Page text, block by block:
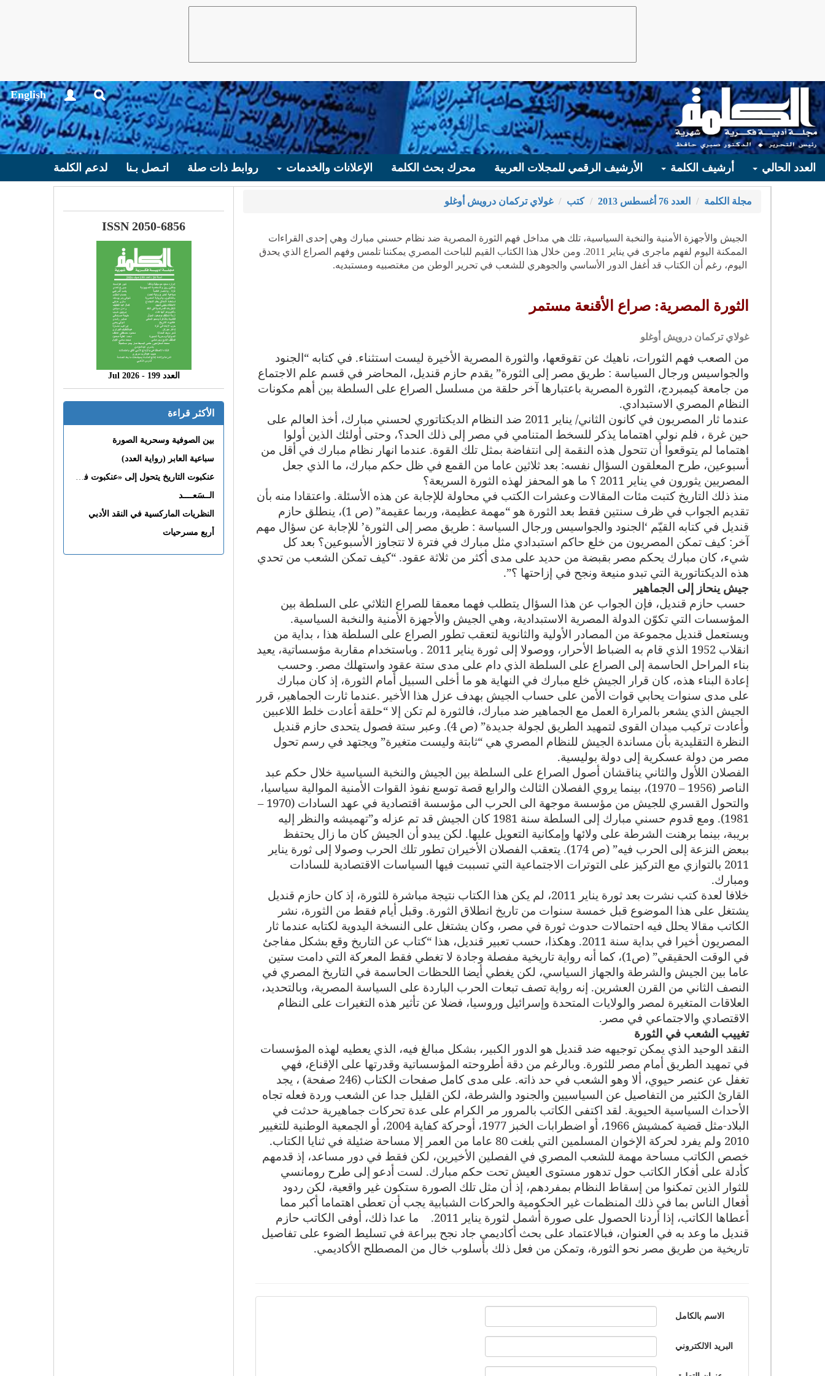
English
العدد الحالي أرشيف الكلمة الأرشيف الرقمي للمجلات العربية محرك بحث الكلمة الإعلانات والخدمات روابط ذات صلة اتـصل بـنا لدعم الكلمة
مجلة الكلمة العدد 76 أغسطس 2013 كتب غولاي تركمان درويش أوغلو
الجيش والأجهزة الأمنية والنخبة السياسية، تلك هي مداخل فهم الثورة المصرية ضد نظام حسني مبارك وهي إحدى القراءات
الممكنة اليوم لفهم ماجرى في يناير 2011. ومن خلال هذا الكتاب القيم للباحث المصري يمكننا تلمس وفهم الصراع الذي يحدق
اليوم، رغم أن الكتاب قد أغفل الدور الأساسي والجوهري للشعب في تحرير الوطن من مغتصبيه ومستبديه.
الثورة المصرية: صراع الأقنعة مستمر
غولاي تركمان درويش أوغلو
من الصعب فهم الثورات، ناهيك عن تقوقعها، والثورة المصرية الأخيرة ليست استثناء. في كتابه “الجنود
والجواسيس ورجال السياسة : طريق مصر إلى الثورة” يقدم حازم قنديل، المحاضر في قسم علم الاجتماع
من جامعة كيمبردج، الثورة المصرية باعتبارها آخر حلقة من مسلسل الصراع على السلطة بين أهم مكونات
النظام المصري الاستبدادي.
عندما ثار المصريون في كانون الثاني/ يناير 2011 ضد النظام الديكتاتوري لحسني مبارك، أخذ العالم على
حين غرة ، فلم نولي اهتماما يذكر للسخط المتنامي في مصر إلى ذلك الحد؟، وحتى أولئك الذين أولوا
اهتماما لم يتوقعوا أن تتحول هذه النقمة إلى انتفاضة بمثل تلك القوة. عندما انهار نظام مبارك في أقل من
أسبوعين، طرح المعلقون السؤال نفسه: بعد ثلاثين عاما من القمع في ظل حكم مبارك، ما الذي جعل
المصريين يثورون في يناير 2011 ؟ ما هو المحفز لهذه الثورة السريعة؟
منذ ذلك التاريخ كتبت مئات المقالات وعشرات الكتب في محاولة للإجابة عن هذه الأسئلة. واعتقادا منه بأن
تقديم الجواب في ظرف سنتين فقط بعد الثورة هو “مهمة عظيمة، وربما عقيمة” (ص 1)، ينطلق حازم
قنديل في كتابه القيّم ‘الجنود والجواسيس ورجال السياسة : طريق مصر إلى الثورة’ للإجابة عن سؤال مهم
آخر: كيف تمكن المصريون من خلع حاكم استبدادي مثل مبارك في فترة لا تتجاوز الأسبوعين؟ بعد كل
شيء، كان مبارك يحكم مصر بقبضة من حديد على مدى أكثر من ثلاثة عقود. “كيف تمكن الشعب من تحدي
هذه الديكتاتورية التي تبدو منيعة ونجح في إزاحتها ؟”.
جيش ينحاز إلى الجماهير
حسب حازم قنديل، فإن الجواب عن هذا السؤال يتطلب فهما معمقا للصراع الثلاثي على السلطة بين
المؤسسات التي تكوّن الدولة المصرية الاستبدادية، وهي الجيش والأجهزة الأمنية والنخبة السياسية.
ويستعمل قنديل مجموعة من المصادر الأولية والثانوية لتعقب تطور الصراع على السلطة هذا ، بداية من
انقلاب 1952 الذي قام به الضباط الأحرار، ووصولا إلى ثورة يناير 2011 . وباستخدام مقاربة مؤسساتية، يعيد
بناء المراحل الحاسمة إلى الصراع على السلطة الذي دام على مدى ستة عقود واستهلك مصر. وحسب
إعادة البناء هذه، كان قرار الجيش خلع مبارك في النهاية هو ما أخلى السبيل أمام الثورة، إذ كان مبارك
على مدى سنوات يحابي قوات الأمن على حساب الجيش بهدف عزل هذا الأخير .عندما ثارت الجماهير، قرر
الجيش الذي يشعر بالمرارة العمل مع الجماهير ضد مبارك، فالثورة لم تكن إلا “حلقة أعادت خلط اللاعبين
وأعادت تركيب ميدان القوى لتمهيد الطريق لجولة جديدة” (ص 4). وعبر ستة فصول يتحدى حازم قنديل
النظرة التقليدية بأن مساندة الجيش للنظام المصري هي “ثابتة وليست متغيرة” ويجتهد في رسم تحول
مصر من دولة عسكرية إلى دولة بوليسية.
الفصلان اللأول والثاني يناقشان أصول الصراع على السلطة بين الجيش والنخبة السياسية خلال حكم عبد
الناصر (1956 – 1970)، بينما يروي الفصلان الثالث والرابع قصة توسع نفوذ القوات الأمنية الموالية سياسيا،
والتحول القسري للجيش من مؤسسة موجهة الى الحرب الى مؤسسة اقتصادية في عهد السادات (1970 –
1981). ومع قدوم حسني مبارك إلى السلطة سنة 1981 كان الجيش قد تم عزله و”تهميشه والنظر إليه
بريبة، بينما برهنت الشرطة على ولائها وإمكانية التعويل عليها. لكن يبدو أن الجيش كان ما زال يحتفظ
ببعض النزعة إلى الحرب فيه” (ص 174). يتعقب الفصلان الأخيران تطور تلك الحرب وصولا إلى ثورة يناير
2011 بالتوازي مع التركيز على التوترات الاجتماعية التي تسببت فيها السياسات الاقتصادية للسادات
ومبارك.
خلافا لعدة كتب نشرت بعد ثورة يناير 2011، لم يكن هذا الكتاب نتيجة مباشرة للثورة، إذ كان حازم قنديل
يشتغل على هذا الموضوع قبل خمسة سنوات من تاريخ انطلاق الثورة. وقبل أيام فقط من الثورة، نشر
الكاتب مقالا يحلل فيه احتمالات حدوث ثورة في مصر، وكان يشتغل على النسخة اليدوية لكتابه عندما ثار
المصريون أخيرا في بداية سنة 2011. وهكذا، حسب تعبير قنديل، هذا “كتاب عن التاريخ وقع بشكل مفاجئ
في الوقت الحقيقي” (ص1)، كما أنه رواية تاريخية مفصلة وجادة لا تغطي فقط المعركة التي دامت ستين
عاما بين الجيش والشرطة والجهاز السياسي، لكن يغطي أيضا اللحظات الحاسمة في التاريخ المصري في
النصف الثاني من القرن العشرين. إنه رواية تصف تبعات الحرب الباردة على السياسة المصرية، وبالتحديد،
العلاقات المتغيرة لمصر والولايات المتحدة وإسرائيل وروسيا، فضلا عن تأثير هذه التغيرات على النظام
الاقتصادي والاجتماعي في مصر.
تغييب الشعب في الثورة
النقد الوحيد الذي يمكن توجيهه ضد قنديل هو الدور الكبير، بشكل مبالغ فيه، الذي يعطيه لهذه المؤسسات
في تمهيد الطريق أمام مصر للثورة. وبالرغم من دقة أطروحته المؤسساتية وقدرتها على الإقناع، فهي
تغفل عن عنصر حيوي، ألا وهو الشعب في حد ذاته. على مدى كامل صفحات الكتاب (246 صفحة) ، يجد
القارئ الكثير من التفاصيل عن السياسيين والجنود والشرطة، لكن القليل جدا عن الشعب وردة فعله تجاه
الأحداث السياسية الحيوية. لقد اكتفى الكاتب بالمرور مر الكرام على عدة تحركات جماهيرية حدثت في
البلاد-مثل قضية كمشيش 1966، أو اضطرابات الخبز 1977، أوحركة كفاية 2004، أو الجمعية الوطنية للتغيير
2010 ولم يفرد لحركة الإخوان المسلمين التي بلغت 80 عاما من العمر إلا مساحة ضئيلة في ثنايا الكتاب.
خصص الكاتب مساحة مهمة للشعب المصري في الفصلين الأخيرين، لكن فقط في دور مساعد، إذ قدمهم
كأدلة على أفكار الكاتب حول تدهور مستوى العيش تحت حكم مبارك. لست أدعو إلى طرح رومانسي
للثوار الذين تمكنوا من إسقاط النظام بمفردهم، إذ أن مثل تلك الصورة ستكون غير واقعية، لكن ردود
أفعال الناس بما في ذلك المنظمات غير الحكومية والحركات الشبابية يجب أن تعطى اهتماما أكبر مما
أعطاها الكاتب، إذا أردنا الحصول على صورة أشمل لثورة يناير 2011. ما عدا ذلك، أوفى الكاتب حازم
قنديل ما وعد به في العنوان، فبالاعتماد على بحث أكاديمي جاد نجح ببراعة في تسليط الضوء على تفاصيل
تاريخية من طريق مصر نحو الثورة، وتمكن من فعل ذلك بأسلوب خال من المصطلح الأكاديمي.
الاسم بالكامل
البريد الالكتروني
ISSN 2050-6856
العدد 199 - 2026 Jul
الأكثر قراءة
بين الصوفية وسحرية الصورة
سباعية العابر (رواية العدد)
عنكبوت التاريخ يتحول إلى «عنكبوت فى القلب»
الــسَعــــد
النظريات الماركسية في النقد الأدبي
أربع مسرحيات